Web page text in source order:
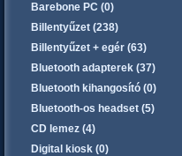
Barebone PC (0)
Billentyűzet (238)
Billentyűzet + egér (63)
Bluetooth adapterek (37)
Bluetooth kihangosító (0)
Bluetooth-os headset (5)
CD lemez (4)
Digital kiosk (0)